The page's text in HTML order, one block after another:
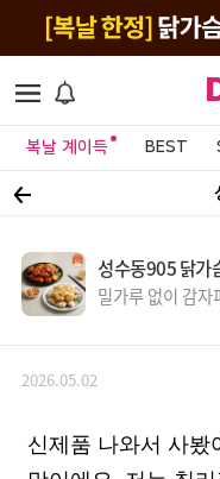
복날 계이득 BEST
성수동905 닭가
밀가루 없이 감
2026.05.02
신제품 나와서 사봤